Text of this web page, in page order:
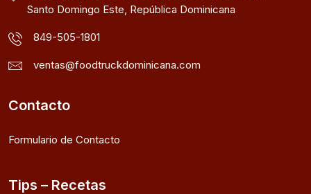
Santo Domingo Este, República Dominicana
849-505-1801
ventas@foodtruckdominicana.com
Contacto
Formulario de Contacto
Tips – Recetas